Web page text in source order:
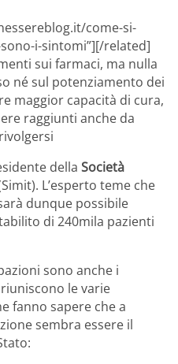
come-si-
i-sintomi”][/related]
sui farmaci, ma nulla
né sul potenziamento dei
maggior capacità di cura,
raggiunti anche da
della Società
L’esperto teme che
dunque possibile
di 240mila pazienti
sono anche i
le varie
fanno sapere che a
sembra essere il